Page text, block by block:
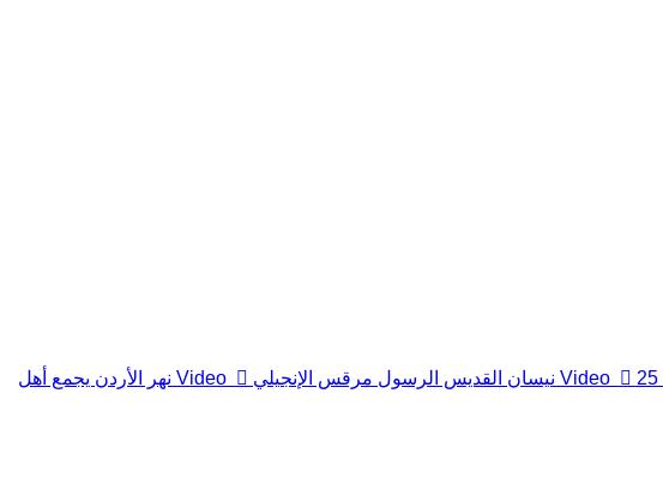
Video 25 نيسان القديس الرسول مرقس الإنجيلي Video نهر الأردن يجمع أهل